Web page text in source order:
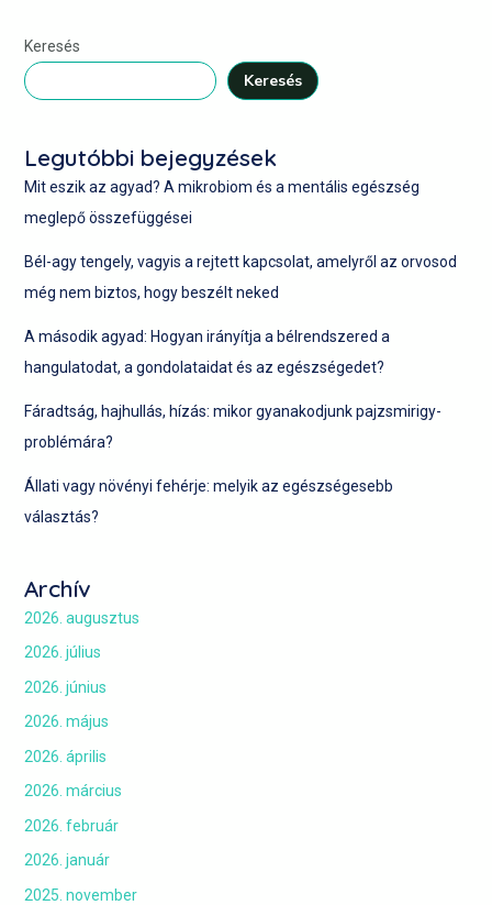
Keresés
Keresés
Legutóbbi bejegyzések
Mit eszik az agyad? A mikrobiom és a mentális egészség
meglepő összefüggései
Bél-agy tengely, vagyis a rejtett kapcsolat, amelyről az orvosod
még nem biztos, hogy beszélt neked
A második agyad: Hogyan irányítja a bélrendszered a
hangulatodat, a gondolataidat és az egészségedet?
Fáradtság, hajhullás, hízás: mikor gyanakodjunk pajzsmirigy-
problémára?
Állati vagy növényi fehérje: melyik az egészségesebb
választás?
Archív
2026. augusztus
2026. július
2026. június
2026. május
2026. április
2026. március
2026. február
2026. január
2025. november